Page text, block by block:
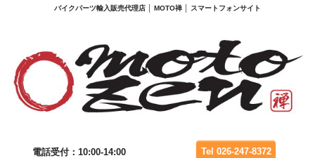
バイクパーツ輸入販売代理店 │ MOTO禅 │ スマートフォンサイト
電話受付：10:00-14:00
Tel 026-247-8372